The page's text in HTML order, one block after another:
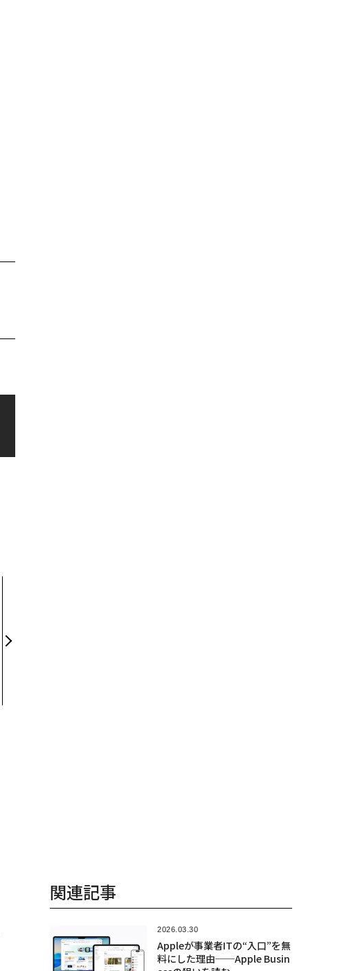
（前編）
関連記事
2026.03.30
Appleが事業者ITの“入口”を無
料にした理由──Apple Busin